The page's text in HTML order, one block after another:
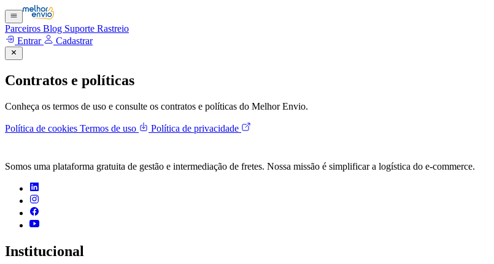
Parceiros Blog Suporte Rastreio
Entrar
Cadastrar
Contratos e políticas
Conheça os termos de uso e consulte os contratos e políticas do Melhor Envio.
Política de cookies Termos de uso Política de privacidade
Somos uma plataforma gratuita de gestão e intermediação de fretes. Nossa missão é simplificar a logística do e-commerce.
Institucional